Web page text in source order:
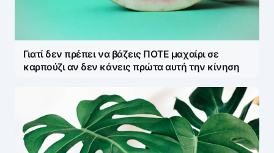
Γιατί δεν πρέπει να βάζεις ΠΟΤΕ μαχαίρι σε
καρπούζι αν δεν κάνεις πρώτα αυτή την κίνηση